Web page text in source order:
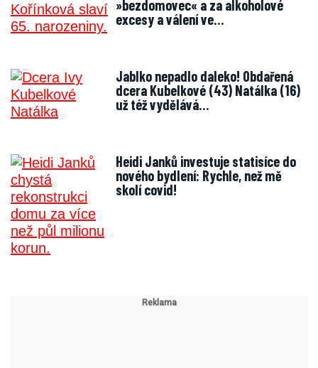
»bezdomovec« a za alkoholové
excesy a válení ve…
Jablko nepadlo daleko! Obdařená
dcera Kubelkové (43) Natálka (16)
už též vydělává…
Heidi Janků investuje statisíce do
nového bydlení: Rychle, než mě
skolí covid!